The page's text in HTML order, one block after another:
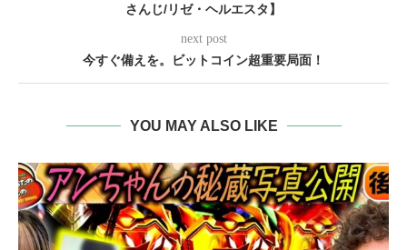
さんじ/リゼ・ヘルエスタ】
next post
今すぐ備えを。ビットコイン超重要局面！
YOU MAY ALSO LIKE